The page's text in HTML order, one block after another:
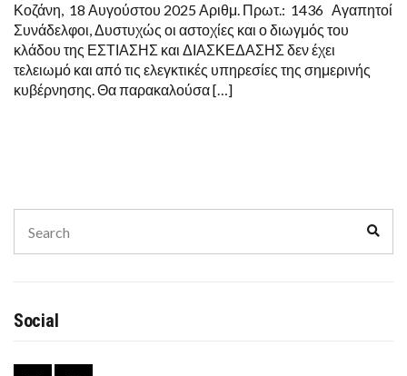
ΝΕΑΣ
ΗΛΕΚΤΡΟΝΙΚΗΣ
ΕΦΑΡΜΟΓΗΣ
”MY
STREET”
Κοζάνη, 18 Αυγούστου 2025 Αριθμ. Πρωτ.: 1436 Αγαπητοί
Συνάδελφοι, Δυστυχώς οι αστοχίες και ο διωγμός του
κλάδου της ΕΣΤΙΑΣΗΣ και ΔΙΑΣΚΕΔΑΣΗΣ δεν έχει
τελειωμό και από τις ελεγκτικές υπηρεσίες της σημερινής
κυβέρνησης. Θα παρακαλούσα […]
for:
Social